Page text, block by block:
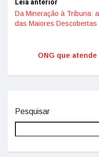
Leia anterior
Da Mineração à Tribuna:
das Maiores Descobertas
ONG que
Pesquisar